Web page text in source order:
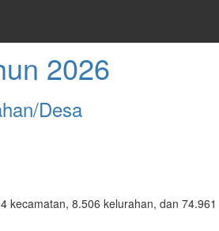
2026
Desa
kecamatan, 8.506 kelurahan, dan